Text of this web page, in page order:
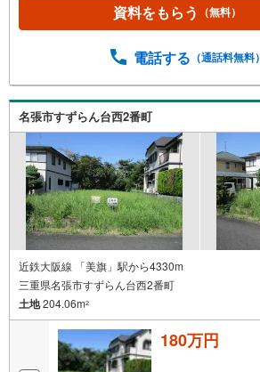
資料をもらう （無料）
電話する （通話料無料）
名張市すずらん台西2番町
近鉄大阪線 「美旗」駅から4330m
三重県名張市すずらん台西2番町
土地204.06m2
180万円